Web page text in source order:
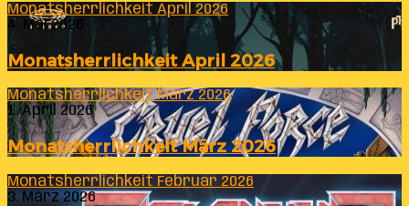
Monatsherrlichkeit April 2026
4. Mai 2026
Monatsherrlichkeit April 2026
Monatsherrlichkeit März 2026
1. April 2026
Monatsherrlichkeit März 2026
Monatsherrlichkeit Februar 2026
3. März 2026